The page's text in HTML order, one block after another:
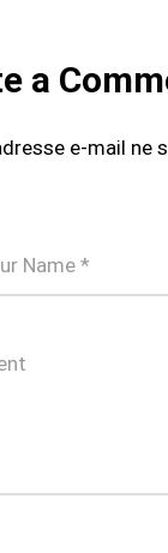
a
e-mail ne